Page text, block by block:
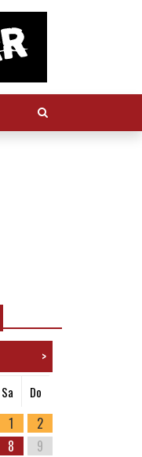
Cerca:
>
Sa Do
1
2
8
9